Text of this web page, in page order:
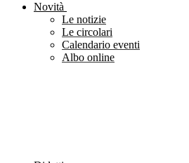
Novità
Le notizie
Le circolari
Calendario eventi
Albo online